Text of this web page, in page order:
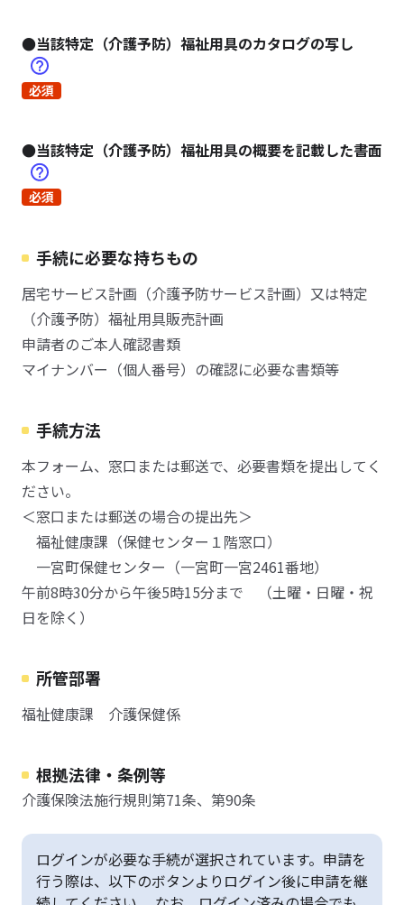
●当該特定（介護予防）福祉用具のカタログの写し
必須
●当該特定（介護予防）福祉用具の概要を記載した書面
必須
手続に必要な持ちもの
居宅サービス計画（介護予防サービス計画）又は特定
（介護予防）福祉用具販売計画
申請者のご本人確認書類
マイナンバー（個人番号）の確認に必要な書類等
手続方法
本フォーム、窓口または郵送で、必要書類を提出してく
ださい。
＜窓口または郵送の場合の提出先＞
福祉健康課（保健センター１階窓口）
一宮町保健センター（一宮町一宮2461番地）
午前8時30分から午後5時15分まで （土曜・日曜・祝
日を除く）
所管部署
福祉健康課 介護保健係
根拠法律・条例等
介護保険法施行規則第71条、第90条
ログインが必要な手続が選択されています。申請を
行う際は、以下のボタンよりログイン後に申請を継